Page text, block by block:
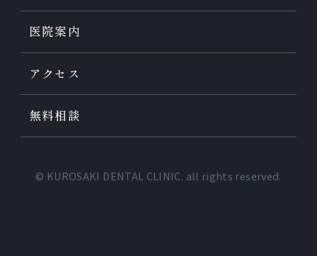
医院案内
アクセス
無料相談
© KUROSAKI DENTAL CLINIC. all rights reserved.